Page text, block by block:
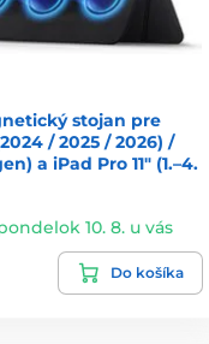
stojan pre
/ 2025 / 2026) /
a iPad Pro 11″ (1.–4.
10. 8. u vás
Do košíka